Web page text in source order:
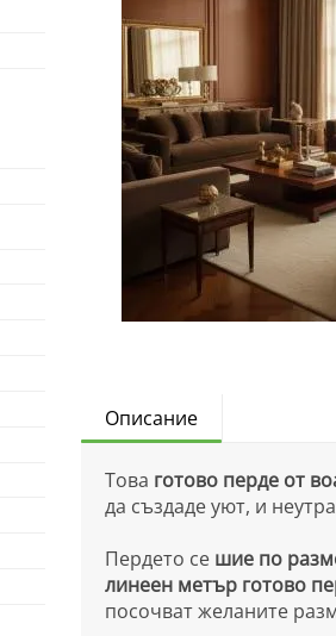
Описание
Това готово перде от
да създаде уют, и
Пердето се шие по
линеен метър готово
посочват желаните